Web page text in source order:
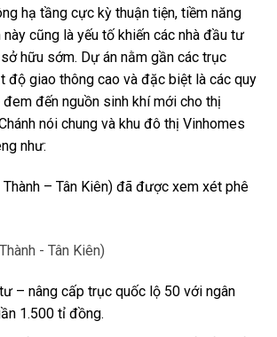
hạ tầng cực kỳ thuận tiện, tiềm năng
cũng là yếu tố khiến các nhà đầu tư
hữu sớm. Dự án nằm gần các trục
độ giao thông cao và đặc biệt là các quy
đến nguồn sinh khí mới cho thị
nói chung và khu đô thị Vinhomes
như:
– Tân Kiên) đã được xem xét phê
– nâng cấp trục quốc lộ 50 với ngân
1.500 tỉ đồng.